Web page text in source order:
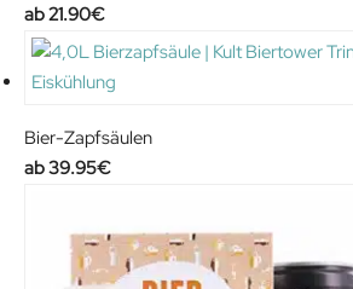
.
21.90€
Bier-Zapfsäulen
39.95€